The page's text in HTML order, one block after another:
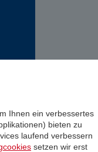
Ihnen ein verbessertes
bieten zu
laufend verbessern
setzen wir erst